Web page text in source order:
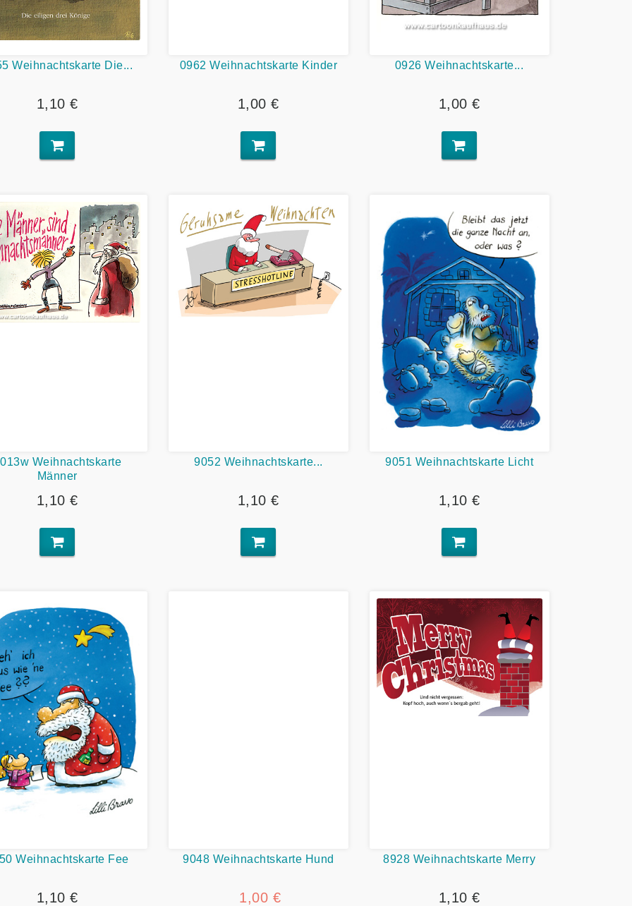
Weihnachtskarte Die...
1,10 €
0962 Weihnachtskarte Kinder
1,00 €
0926 Weihnachtskarte...
1,00 €
Weihnachtskarte
Männer
1,10 €
9052 Weihnachtskarte...
1,10 €
9051 Weihnachtskarte Licht
1,10 €
Weihnachtskarte Fee
1,10 €
9048 Weihnachtskarte Hund
1,00 €
8928 Weihnachtskarte Merry
1,10 €